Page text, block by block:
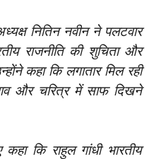
नितिन नवीन ने पलटवार
राजनीति की शुचिता और
कहा कि लगातार मिल रही
और चरित्र में साफ दिखने
कि राहुल गांधी भारतीय